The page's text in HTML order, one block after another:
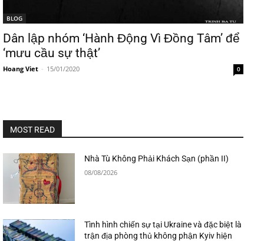
BLOG
Dân lập nhóm ‘Hành Động Vì Đồng Tâm’ để
‘mưu cầu sự thật’
Hoang Viet - 15/01/2020 0
MOST READ
Nhà Tù Không Phải Khách Sạn (phần II)
08/08/2026
Tình hình chiến sự tại Ukraine và đặc biệt là
trận địa phòng thủ không phận Kyiv hiện